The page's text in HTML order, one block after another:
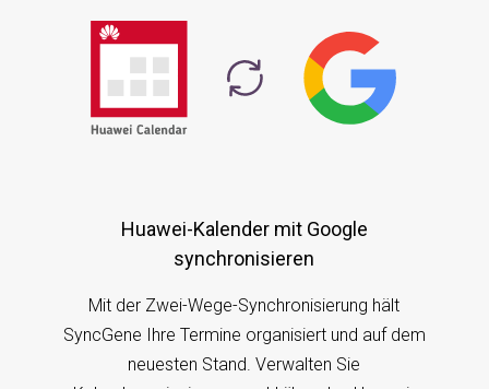
Huawei-Kalender mit Google
synchronisieren
Mit der Zwei-Wege-Synchronisierung hält
SyncGene Ihre Termine organisiert und auf dem
neuesten Stand. Verwalten Sie